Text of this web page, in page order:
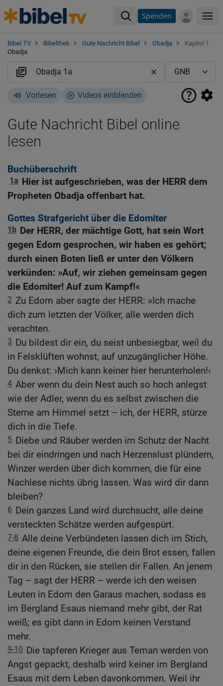
Spenden
Bibel TV Bibelthek Gute Nachricht Bibel Obadja
Kapitel 1
Obadja
Vorlesen Videos einblenden
Gute Nachricht Bibel online
lesen
Buchüberschrift
1a Hier ist aufgeschrieben, was der HERR dem
Propheten Obadja offenbart hat.
Gottes Strafgericht über die Edomiter
1b Der HERR, der mächtige Gott, hat sein Wort
gegen Edom gesprochen, wir haben es gehört;
durch einen Boten ließ er unter den Völkern
verkünden: »Auf, wir ziehen gemeinsam gegen
die Edomiter! Auf zum Kampf!«
2 Zu Edom aber sagte der HERR: »Ich mache
dich zum letzten der Völker, alle werden dich
verachten.
3 Du bildest dir ein, du seist unbesiegbar, weil du
in Felsklüften wohnst, auf unzugänglicher Höhe.
Du denkst: ›Mich kann keiner hier herunterholen!‹
4 Aber wenn du dein Nest auch so hoch anlegst
wie der Adler, wenn du es selbst zwischen die
Sterne am Himmel setzt – ich, der HERR, stürze
dich in die Tiefe.
5 Diebe und Räuber werden im Schutz der Nacht
bei dir eindringen und nach Herzenslust plündern,
Winzer werden über dich kommen, die für eine
Nachlese nichts übrig lassen. Was wird dir dann
bleiben?
6 Dein ganzes Land wird durchsucht, alle deine
versteckten Schätze werden aufgespürt.
7-8 Alle deine Verbündeten lassen dich im Stich,
deine eigenen Freunde, die dein Brot essen, fallen
dir in den Rücken, sie stellen dir Fallen. An jenem
Tag – sagt der HERR – werde ich den weisen
Leuten in Edom den Garaus machen, sodass es
im Bergland Esaus niemand mehr gibt, der Rat
weiß; es gibt dann in Edom keinen Verstand
mehr.
9-10 Die tapferen Krieger aus Teman werden von
Angst gepackt, deshalb wird keiner im Bergland
Esaus mit dem Leben davonkommen. Weil ihr